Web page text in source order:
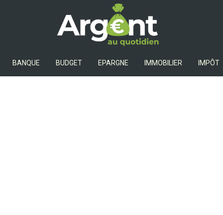
Argent Au Quotidien
BANQUE BUDGET EPARGNE IMMOBILIER IMPÔT